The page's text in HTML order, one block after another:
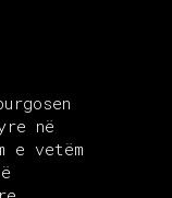
në
e vetëm